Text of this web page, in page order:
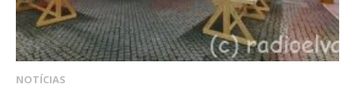
NOTÍCIAS